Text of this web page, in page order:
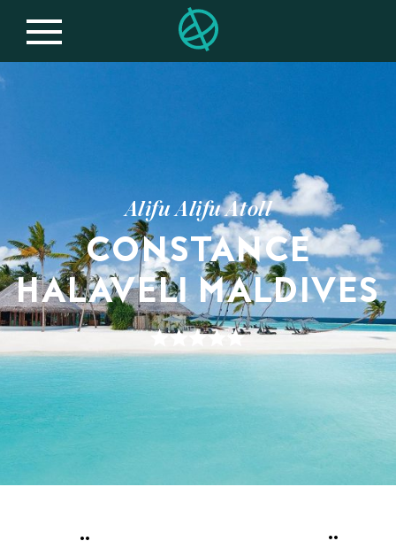
Alifu Alifu Atoll
CONSTANCE
HALAVELI MALDIVES